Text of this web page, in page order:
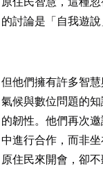
的討論是「自我遊說
但他們擁有許多智
氣候與數位問題的
的韌性。他們再次
中進行合作，而非
原住民來開會，卻不